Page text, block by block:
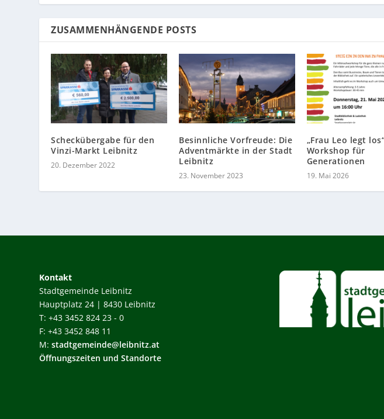
ZUSAMMENHÄNGENDE POSTS
Scheckübergabe für den
Vinzi-Markt Leibnitz
20. Dezember 2022
Besinnliche Vorfreude: Die
Adventmärkte in der Stadt
Leibnitz
23. November 2023
„Frau Leo legt
Workshop für
Generationen
19. Mai 2026
Kontakt
Stadtgemeinde Leibnitz
Hauptplatz 24 | 8430 Leibnitz
T: +43 3452 824 23 - 0
F: +43 3452 848 11
M:stadtgemeinde@leibnitz.at
Öffnungszeiten und Standorte